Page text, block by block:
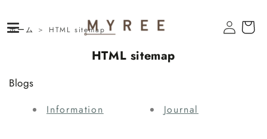
進む
ロ
カ
ホーム ＞ HTML sitemap
HTML sitemap
Blogs
Information Journal